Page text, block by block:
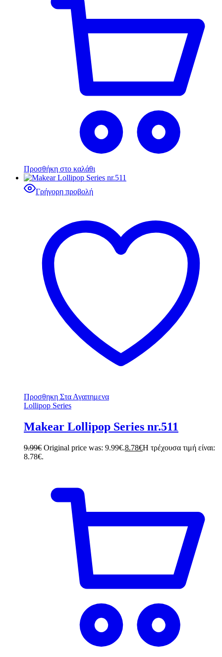
Προσθήκη στο καλάθι
Γρήγορη προβολή
Προσθηκη Στα Αγαπημενα
Lollipop Series
Makear Lollipop Series nr.511
9.99€ Original price was: 9.99€.8.78€Η τρέχουσα τιμή είναι:
8.78€.